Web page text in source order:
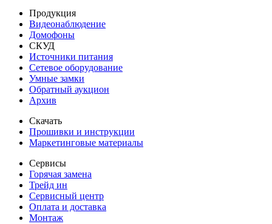
Продукция
Видеонаблюдение
Домофоны
СКУД
Источники питания
Сетевое оборудование
Умные замки
Обратный аукцион
Архив
Скачать
Прошивки и инструкции
Маркетинговые материалы
Сервисы
Горячая замена
Трейд ин
Сервисный центр
Оплата и доставка
Монтаж